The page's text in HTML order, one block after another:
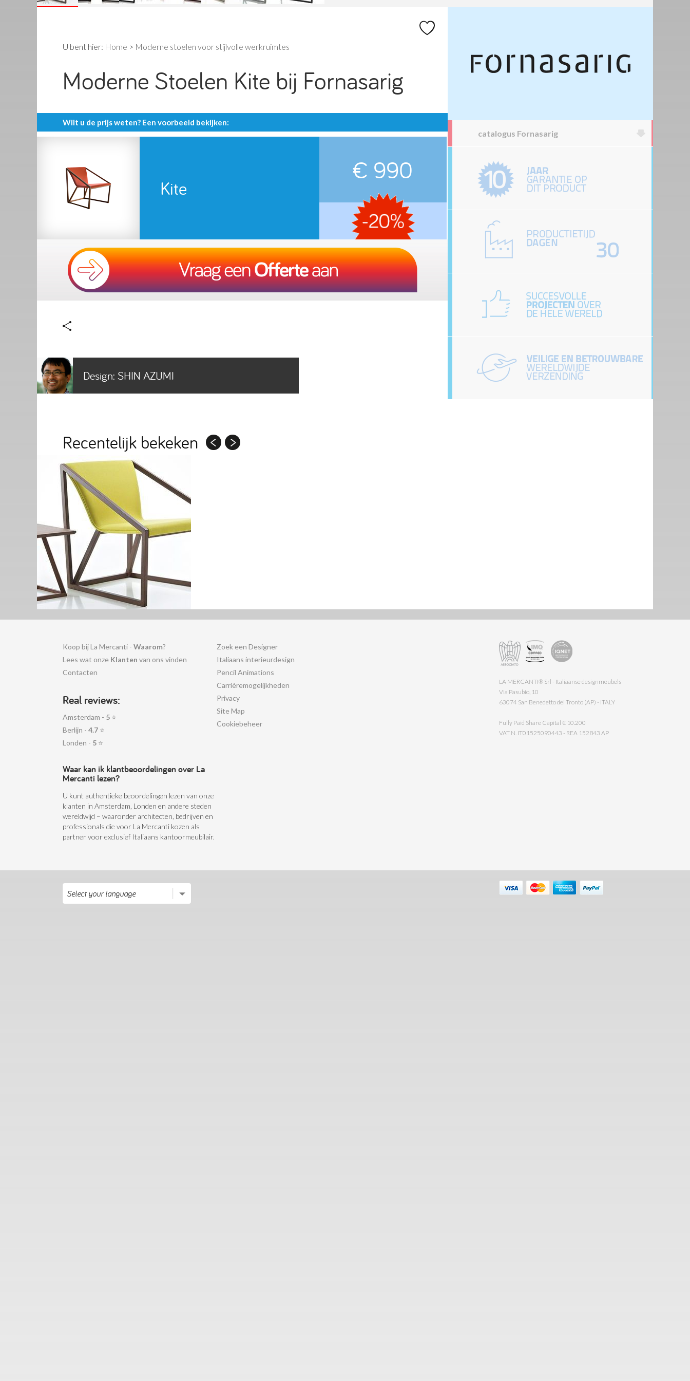
U bent hier: Home > Moderne stoelen voor stijlvolle werkruimtes
Moderne Stoelen Kite bij Fornasarig
Wilt u de prijs weten? Een voorbeeld bekijken:
Kite
€ 990
Design: SHIN AZUMI
catalogus Fornasarig
Recentelijk bekeken
Koop bij La Mercanti - Waarom?
Lees wat onze Klanten van ons vinden
Contacten
Real reviews:
Amsterdam - 5 ⭐
Berlijn - 4.7 ⭐
Londen - 5 ⭐
Waar kan ik klantbeoordelingen over La
Mercanti lezen?
U kunt authentieke beoordelingen lezen van onze
klanten in Amsterdam, Londen en andere steden
wereldwijd – waaronder architecten, bedrijven en
professionals die voor La Mercanti kozen als
partner voor exclusief Italiaans kantoormeubilair.
Zoek een Designer
Italiaans interieurdesign
Pencil Animations
Carrièremogelijkheden
Privacy
Site Map
Cookiebeheer
LA MERCANTI® Srl - Italiaanse designmeubels
Via Pasubio, 10
63074 San Benedetto del Tronto (AP) - ITALY
Fully Paid Share Capital € 10.200
VAT N. IT01525090443 - REA 152843 AP